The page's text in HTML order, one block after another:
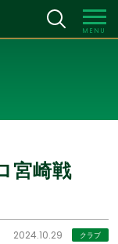
MENU
宮崎戦
2024.10.29 クラブ